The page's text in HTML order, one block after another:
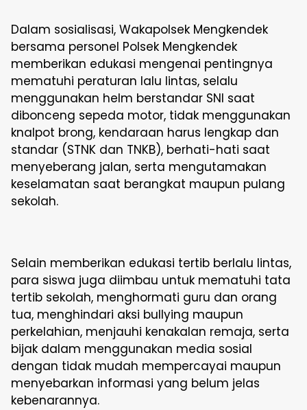
Dalam sosialisasi, Wakapolsek Mengkendek
bersama personel Polsek Mengkendek
memberikan edukasi mengenai pentingnya
mematuhi peraturan lalu lintas, selalu
menggunakan helm berstandar SNI saat
dibonceng sepeda motor, tidak menggunakan
knalpot brong, kendaraan harus lengkap dan
standar (STNK dan TNKB), berhati-hati saat
menyeberang jalan, serta mengutamakan
keselamatan saat berangkat maupun pulang
sekolah.
Selain memberikan edukasi tertib berlalu lintas,
para siswa juga diimbau untuk mematuhi tata
tertib sekolah, menghormati guru dan orang
tua, menghindari aksi bullying maupun
perkelahian, menjauhi kenakalan remaja, serta
bijak dalam menggunakan media sosial
dengan tidak mudah mempercayai maupun
menyebarkan informasi yang belum jelas
kebenarannya.